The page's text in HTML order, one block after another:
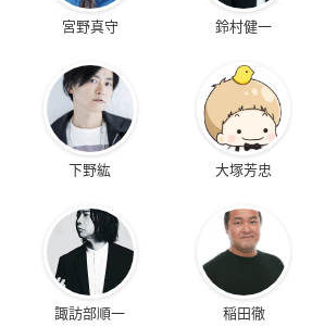
宮野真守 鈴村健一
下野紘 大塚芳忠
諏訪部順一 稲田徹